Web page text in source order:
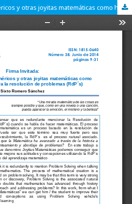
Agujeros negros numéricos y otras joyitas matemáticas como herramientas para la resolución de problemas (RdP´s)